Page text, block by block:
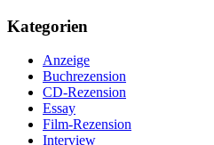
Kategorien
Anzeige
Buchrezension
CD-Rezension
Essay
Film-Rezension
Interview